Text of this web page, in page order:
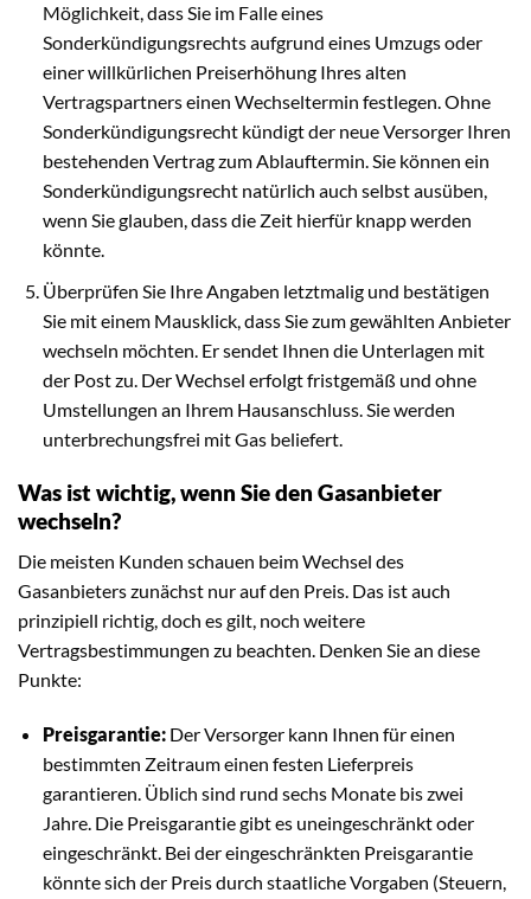
Möglichkeit, dass Sie im Falle eines
Sonderkündigungsrechts aufgrund eines Umzugs oder
einer willkürlichen Preiserhöhung Ihres alten
Vertragspartners einen Wechseltermin festlegen. Ohne
Sonderkündigungsrecht kündigt der neue Versorger Ihren
bestehenden Vertrag zum Ablauftermin. Sie können ein
Sonderkündigungsrecht natürlich auch selbst ausüben,
wenn Sie glauben, dass die Zeit hierfür knapp werden
könnte.
Überprüfen Sie Ihre Angaben letztmalig und bestätigen
Sie mit einem Mausklick, dass Sie zum gewählten Anbieter
wechseln möchten. Er sendet Ihnen die Unterlagen mit
der Post zu. Der Wechsel erfolgt fristgemäß und ohne
Umstellungen an Ihrem Hausanschluss. Sie werden
unterbrechungsfrei mit Gas beliefert.
Was ist wichtig, wenn Sie den Gasanbieter
wechseln?
Die meisten Kunden schauen beim Wechsel des
Gasanbieters zunächst nur auf den Preis. Das ist auch
prinzipiell richtig, doch es gilt, noch weitere
Vertragsbestimmungen zu beachten. Denken Sie an diese
Punkte:
Preisgarantie:Der Versorger kann Ihnen für einen
bestimmten Zeitraum einen festen Lieferpreis
garantieren. Üblich sind rund sechs Monate bis zwei
Jahre. Die Preisgarantie gibt es uneingeschränkt oder
eingeschränkt. Bei der eingeschränkten Preisgarantie
könnte sich der Preis durch staatliche Vorgaben (Steuern,